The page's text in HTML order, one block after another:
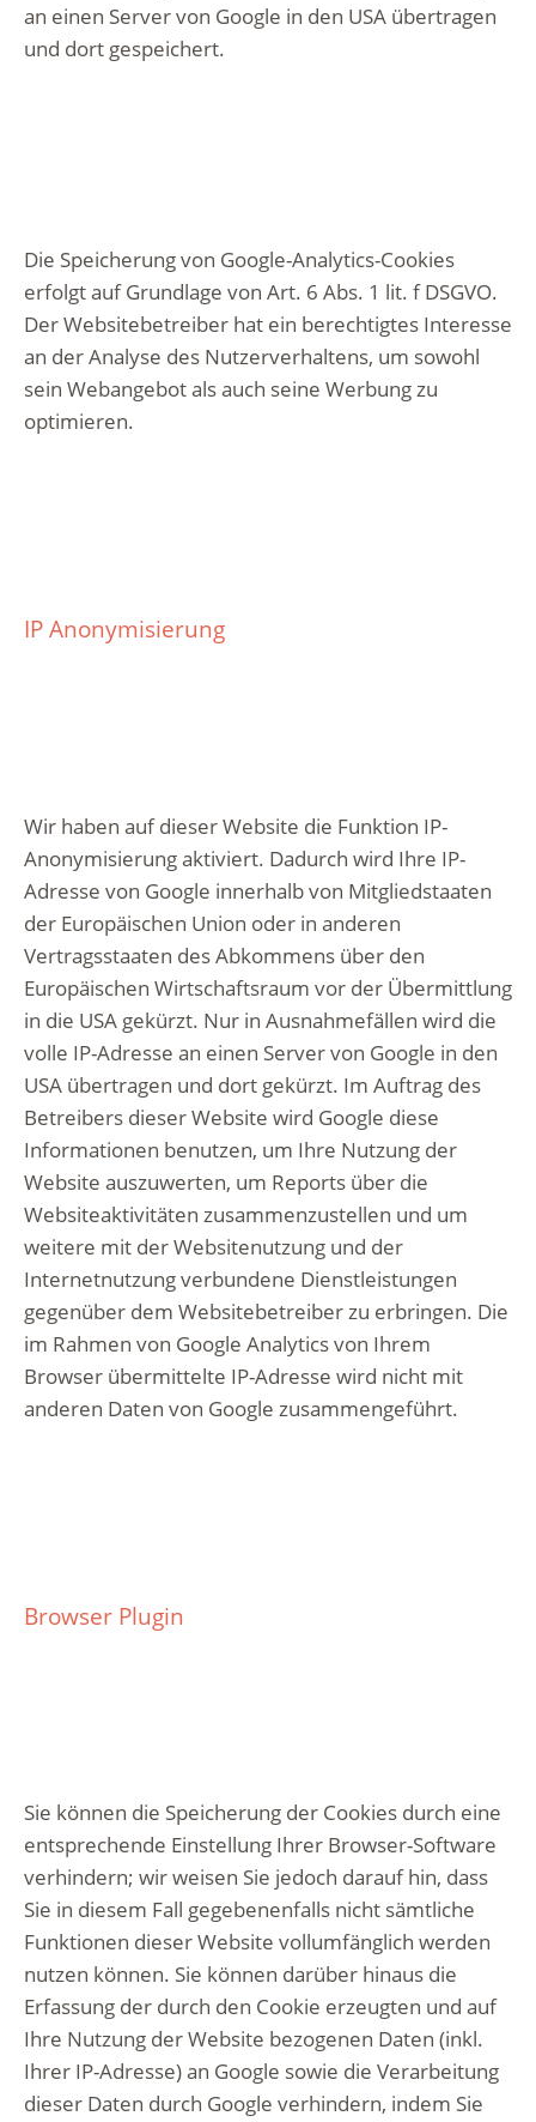
an einen Server von Google in den USA übertragen
und dort gespeichert.
Die Speicherung von Google-Analytics-Cookies
erfolgt auf Grundlage von Art. 6 Abs. 1 lit. f DSGVO.
Der Websitebetreiber hat ein berechtigtes Interesse
an der Analyse des Nutzerverhaltens, um sowohl
sein Webangebot als auch seine Werbung zu
optimieren.
IP Anonymisierung
Wir haben auf dieser Website die Funktion IP-
Anonymisierung aktiviert. Dadurch wird Ihre IP-
Adresse von Google innerhalb von Mitgliedstaaten
der Europäischen Union oder in anderen
Vertragsstaaten des Abkommens über den
Europäischen Wirtschaftsraum vor der Übermittlung
in die USA gekürzt. Nur in Ausnahmefällen wird die
volle IP-Adresse an einen Server von Google in den
USA übertragen und dort gekürzt. Im Auftrag des
Betreibers dieser Website wird Google diese
Informationen benutzen, um Ihre Nutzung der
Website auszuwerten, um Reports über die
Websiteaktivitäten zusammenzustellen und um
weitere mit der Websitenutzung und der
Internetnutzung verbundene Dienstleistungen
gegenüber dem Websitebetreiber zu erbringen. Die
im Rahmen von Google Analytics von Ihrem
Browser übermittelte IP-Adresse wird nicht mit
anderen Daten von Google zusammengeführt.
Browser Plugin
Sie können die Speicherung der Cookies durch eine
entsprechende Einstellung Ihrer Browser-Software
verhindern; wir weisen Sie jedoch darauf hin, dass
Sie in diesem Fall gegebenenfalls nicht sämtliche
Funktionen dieser Website vollumfänglich werden
nutzen können. Sie können darüber hinaus die
Erfassung der durch den Cookie erzeugten und auf
Ihre Nutzung der Website bezogenen Daten (inkl.
Ihrer IP-Adresse) an Google sowie die Verarbeitung
dieser Daten durch Google verhindern, indem Sie